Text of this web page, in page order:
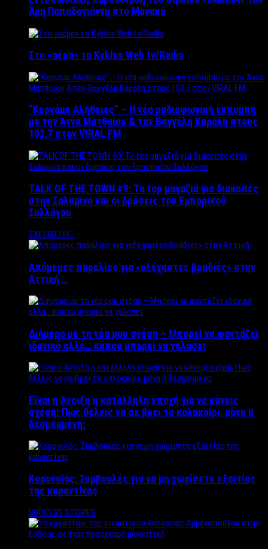
Άρη Παπαδογιάννη στο Μονακό
Στο «αέρα» το Kyklos Web tv/Radio
“Kερνάμε Αλήθειες” – Η νέα ραδιοφωνική εκπομπή
με την Άννα Ματθαίου & τον Βαγγέλη Καράλη στους
102,7 στον VIRAL FM
TALK OF THE TOWN #9: Τα top μαγαζιά για διακοπές
στην Σαλαμίνα και οι δράσεις του Εμπορικού
Συλλόγου
ΣΧΕΣΕΙΣ/ΣΕΞ
Απόμερες παραλίες για «αξέχαστες βραδιές» στην
Αττική …
Διήμερο με τη νέα μου σχέση – Μπορεί να φαντάζει
ιδανικό αλλά… κάπου μπορεί να χαλάσει
Είναι η Άνοιξη η κατάλληλη εποχή για να κάνεις
σχέση; Πώς θέλεις να σε βρει το καλοκαίρι, μόνη ή
δεσμευμένη;
Κορονοϊός: Συμβουλές για να μη χωρίσετε εξαιτίας
της καραντίνας
SUCCESS STORIES